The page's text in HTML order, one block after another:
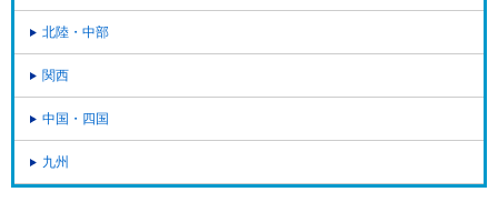
北陸・中部
関西
中国・四国
九州